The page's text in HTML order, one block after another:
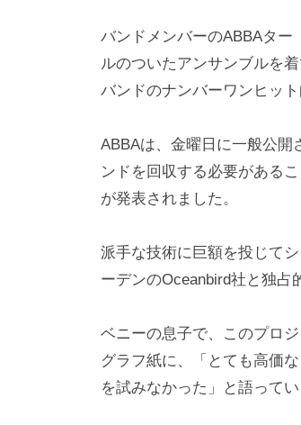
バンドメンバーのABBAター
ルのついたアンサンブルを
バンドのナンバーワンヒット
ABBAは、金曜日に一般公開
ンドを回収する必要がある
が発表されました。
派手な技術に巨額を投じて
ーデンのOceanbird社と独占
ベニーの息子で、このプロ
グラフ紙に、「とても高価
を試みなかった」と語ってい